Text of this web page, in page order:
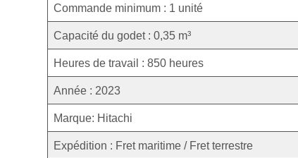
Commande minimum : 1 unité
Capacité du godet : 0,35 m³
Heures de travail : 850 heures
Année : 2023
Marque: Hitachi
Expédition : Fret maritime / Fret terrestre